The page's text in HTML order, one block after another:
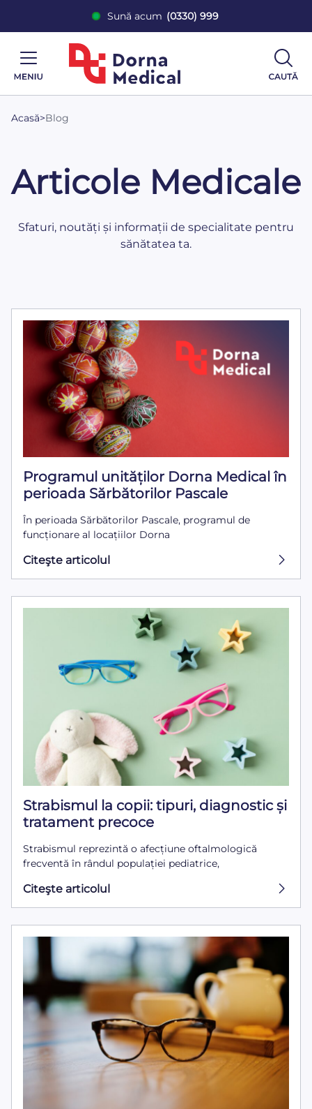
Sună acum (0330) 999
Acasă>Blog
Articole Medicale
Sfaturi, noutăți și informații de specialitate pentru
sănătatea ta.
Programul unităților Dorna Medical în
perioada Sărbătorilor Pascale
În perioada Sărbătorilor Pascale, programul de
funcționare al locațiilor Dorna
Citeşte articolul
Strabismul la copii: tipuri, diagnostic și
tratament precoce
Strabismul reprezintă o afecțiune oftalmologică
frecventă în rândul populației pediatrice,
Citeşte articolul